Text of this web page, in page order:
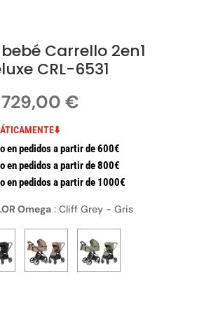
Carrello 2en1
CRL-6531
El
precio
original
era:
749,00 €.
729,00€
es:
729,00 €.
en pedidos a partir de 600€
en pedidos a partir de 800€
en pedidos a partir de 1000€
Omega : Cliff Grey - Gris